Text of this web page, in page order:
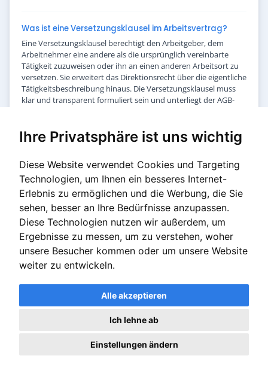
Ihre Privatsphäre ist uns wichtig
Diese Website verwendet Cookies und Targeting
Technologien, um Ihnen ein besseres Internet-
Erlebnis zu ermöglichen und die Werbung, die Sie
sehen, besser an Ihre Bedürfnisse anzupassen.
Diese Technologien nutzen wir außerdem, um
Ergebnisse zu messen, um zu verstehen, woher
unsere Besucher kommen oder um unsere Website
weiter zu entwickeln.
Alle akzeptieren
Ich lehne ab
Einstellungen ändern
Was ist eine Versetzungsklausel im Arbeitsvertrag?
Eine Versetzungsklausel berechtigt den Arbeitgeber, dem
Arbeitnehmer eine andere als die ursprünglich vereinbarte
Tätigkeit zuzuweisen oder ihn an einen anderen Arbeitsort zu
versetzen. Sie erweitert das Direktionsrecht über die eigentliche
Tätigkeitsbeschreibung hinaus. Die Versetzungsklausel muss
klar und transparent formuliert sein und unterliegt der AGB-
unangemessen benachteiligt.
Kann der Arbeitgeber mich ohne Versetzungsklausel
versetzen?
Ohne Versetzungsklausel richtet sich das Direktionsrecht des
Arbeitgebers nach der im Arbeitsvertrag vereinbarten Tätigkeit.
Bei einer engen Tätigkeitsbeschreibung kann der Arbeitgeber
nur Aufgaben innerhalb des eng definierten Bereichs zuweisen.
Eine Versetzung auf einen Arbeitsplatz mit wesentlich anderen
Aufgaben ist dann nur mit Zustimmung des Arbeitnehmers
oder durch eine Änderungskündigung möglich. Bei einer weiten
Tätigkeitsbeschreibung hat der Arbeitgeber mehr Spielraum
und kann innerhalb des Rahmens verschiedene Aufgaben